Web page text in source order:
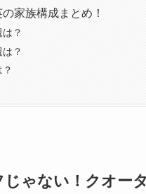
家族構成まとめ！
？
？
？
ゃない！クオー